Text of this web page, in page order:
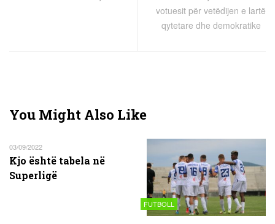
votuesit për vetëdijen e lartë
qytetare dhe demokratike
You Might Also Like
03/09/2022
Kjo është tabela në
Superligë
FUTBOLL